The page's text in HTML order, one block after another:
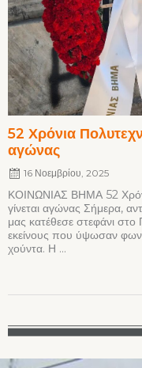
52 Χρόνια
αγώνας
16 Νοεμβρίου, 2025
ΚΟΙΝΩΝΙΑΣ ΒΗΜΑ 52
γίνεται αγώνας Σήμερα,
μας κατέθεσε στεφάνι στο
εκείνους που ύψωσαν
χούντα. Η ...